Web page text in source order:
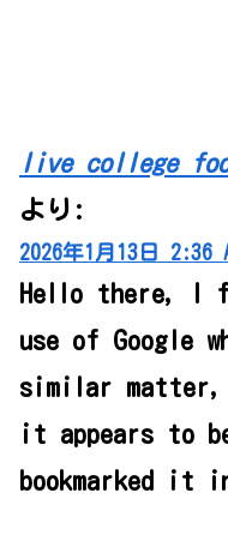
live college
より:
2026年1月13日 2:36
Hello there, I
use of Google
similar matter,
it appears to
bookmarked it